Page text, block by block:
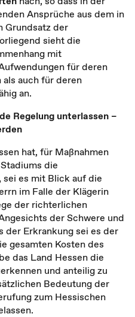
Ansprüche aus dem in
Grundsatz der
sieht die
mit
für deren
als auch für deren
an.
Regelung unterlassen –
hat, für Maßnahmen
die
sei es mit Blick auf die
im Falle der Klägerin
der richterlichen
der Schwere und
der Erkrankung sei es der
gesamten Kosten des
das Land Hessen die
und anteilig zu
Bedeutung der
zum Hessischen